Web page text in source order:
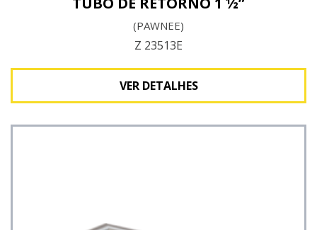
(PAWNEE)
Z 23513E
VER DETALHES